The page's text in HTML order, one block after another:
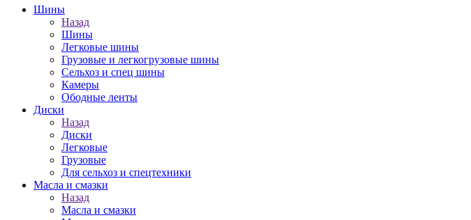
Шины
Назад
Шины
Легковые шины
Грузовые и легкогрузовые шины
Сельхоз и спец шины
Камеры
Ободные ленты
Диски
Назад
Диски
Легковые
Грузовые
Для сельхоз и спецтехники
Масла и смазки
Назад
Масла и смазки